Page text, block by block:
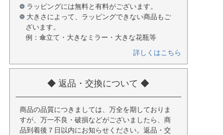
ラッピングには無料と有料がございます。
大きさによって、ラッピングできない商品もご
ざいます。
例：傘立て・大きなミラー・大きな花瓶等
詳しくはこちら
◆ 返品・交換について ◆
商品の品質につきましては、万全を期しておりま
すが、万一不良・破損などがございましたら、商
品到着後７日以内にお知らせください。返品・交